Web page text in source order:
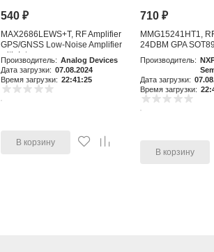
540₽
MAX2686LEWS+T, RF Amplifier
GPS/GNSS Low-Noise Amplifier
with Integr
Производитель: Analog Devices
Дата загрузки: 07.08.2024
Время загрузки: 22:41:25
В корзину
710₽
MMG15241HT1,
24DBM GPA
Производитель:
Дата загрузки:
Время загрузки:
В корзину